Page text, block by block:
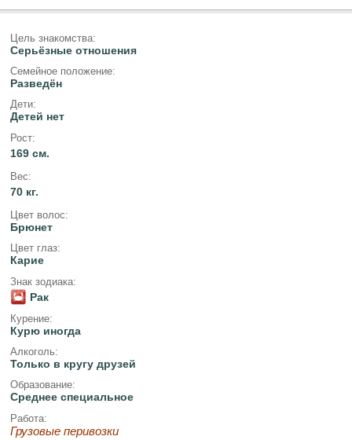
Цель знакомства:
Серьёзные отношения
Семейное положение:
Разведён
Дети:
Детей нет
Рост:
169 см.
Вес:
70 кг.
Цвет волос:
Брюнет
Цвет глаз:
Карие
Знак зодиака:
Рак
Курение:
Курю иногда
Алкоголь:
Только в кругу друзей
Образование:
Среднее специальное
Работа:
Грузовые перивозки